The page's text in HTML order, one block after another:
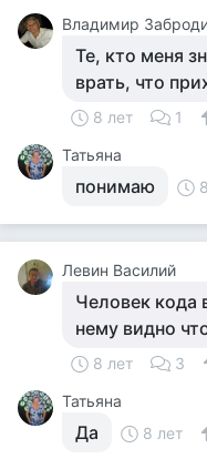
Владимир
Те, кто меня
врать, что
8 лет 1
Татьяна
понимаю
Левин Василий
Человек кода
нему видно
8 лет 3
Татьяна
Да 8 лет